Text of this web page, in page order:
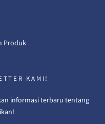
Produk
KAMI!
informasi terbaru tentang